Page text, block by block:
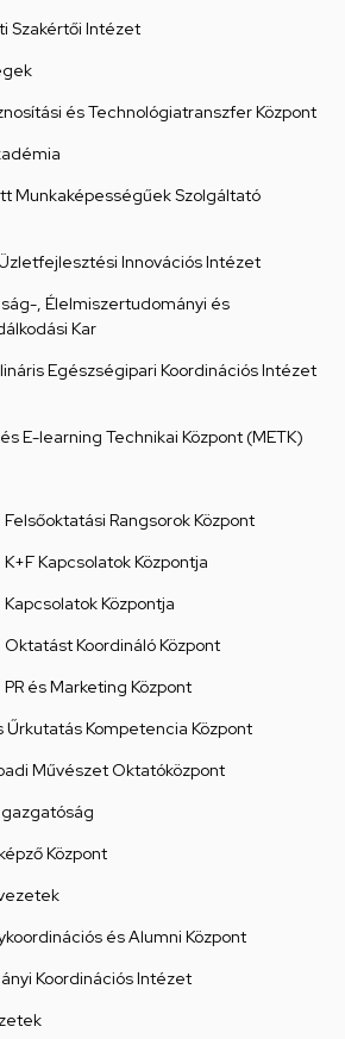
Szakértői Intézet
és Technológiatranszfer Központ
Munkaképességűek Szolgáltató
Innovációs Intézet
, Élelmiszertudományi és
Kar
Egészségipari Koordinációs Intézet
E-learning Technikai Központ (METK)
Rangsorok Központ
Kapcsolatok Központja
Központja
Koordináló Központ
és Marketing Központ
Űrkutatás Kompetencia Központ
Művészet Oktatóközpont
Központ
és Alumni Központ
Koordinációs Intézet